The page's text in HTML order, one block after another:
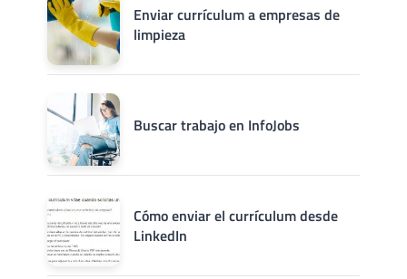
Enviar currículum a empresas de
limpieza
Buscar trabajo en InfoJobs
Cómo enviar el currículum desde
LinkedIn